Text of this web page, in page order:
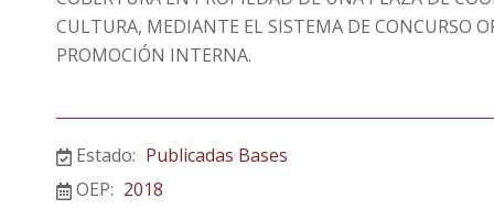
CULTURA, MEDIANTE EL SISTEMA DE CONCURSO
PROMOCIÓN INTERNA.
Estado: Publicadas Bases
OEP: 2018